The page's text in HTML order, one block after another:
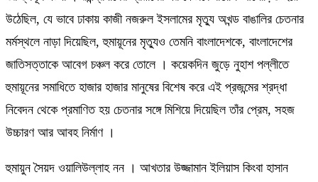
উঠেছিল, যে ভাবে ঢাকায় কাজী নজরুল ইসলামের মৃত্যু অখন্ড বাঙালির চেতনার
মর্মস্থলে নাড়া দিয়েছিল, হুমায়ূনের মৃত্যুও তেমনি বাংলাদেশকে, বাংলাদেশের
জাতিসত্তাকে আবেগ চঞ্চল করে তোলে । কয়েকদিন জুড়ে নুহাশ পল্লীতে
হুমায়ূনের সমাধিতে হাজার হাজার মানুষের বিশেষ করে এই প্রজন্মের শ্রদ্ধা
নিবেদন থেকে প্রমাণিত হয় চেতনার সঙ্গে মিশিয়ে দিয়েছিল তাঁর প্রেম, সহজ
উচ্চারণ আর আবহ নির্মাণ ।
হুমায়ুন সৈয়দ ওয়ালিউল্লাহ নন । আখতার উজ্জামান ইলিয়াস কিংবা হাসান